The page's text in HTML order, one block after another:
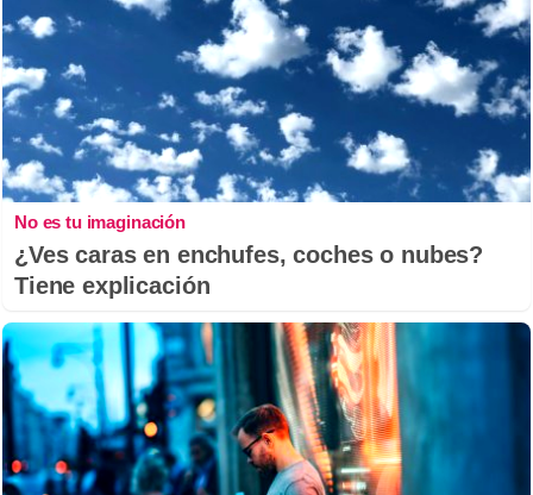
No es tu imaginación
¿Ves caras en enchufes, coches o nubes?
Tiene explicación